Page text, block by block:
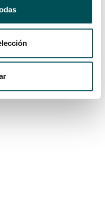
de personas con
por impulsar un